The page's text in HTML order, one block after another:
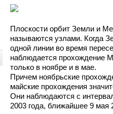
Плоскости орбит Земли и
называются узлами. Когда
одной линии во время
наблюдается прохождение
только в ноябре и в мае.
Причем ноябрьские
майские прохождения
Они наблюдаются с
2003 года, ближайшее 9 мая